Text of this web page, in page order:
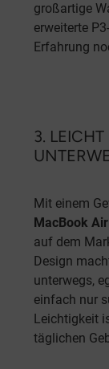
großartige
erweiterte
Erfahrung
3. LEICHT
Mit einem
MacBook Air
auf dem
Design
unterwegs,
einfach nur
Leichtigkeit
täglichen